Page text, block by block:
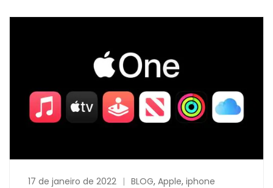
17 de janeiro de 2022 BLOG, Apple, iphone